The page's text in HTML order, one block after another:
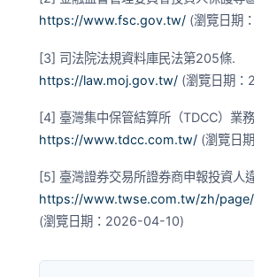
https://www.fsc.gov.tw/ (瀏覽日期
[3] 司法院法規資料庫民法第205條.
https://law.moj.gov.tw/ (瀏覽日期
[4] 臺灣集中保管結算所（TDCC）業
https://www.tdcc.com.tw/ (瀏覽日
[5] 臺灣證券交易所證券商申報投資人
https://www.twse.com.tw/zh/
(瀏覽日期：2026-04-10)